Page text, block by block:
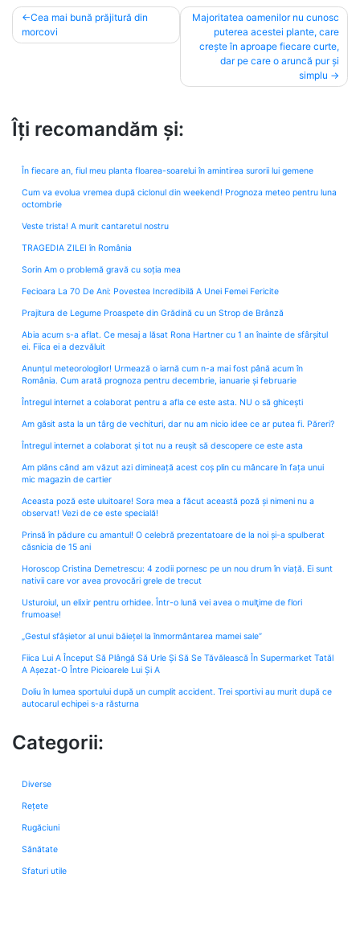
Post
navigation
Cea mai bună prăjitură din
morcovi
Majoritatea oamenilor nu cunosc
puterea acestei plante, care
crește în aproape fiecare curte,
dar pe care o aruncă pur și
simplu
Îți recomandăm și:
În fiecare an, fiul meu planta floarea-soarelui în amintirea surorii lui gemene
Cum va evolua vremea după ciclonul din weekend! Prognoza meteo pentru luna
octombrie
Veste trista! A murit cantaretul nostru
TRAGEDIA ZILEI în România
Sorin Am o problemă gravă cu soția mea
Fecioara La 70 De Ani: Povestea Incredibilă A Unei Femei Fericite
Prajitura de Legume Proaspete din Grădină cu un Strop de Brânză
Abia acum s-a aflat. Ce mesaj a lăsat Rona Hartner cu 1 an înainte de sfârșitul
ei. Fiica ei a dezvăluit
Anunțul meteorologilor! Urmează o iarnă cum n-a mai fost până acum în
România. Cum arată prognoza pentru decembrie, ianuarie și februarie
Întregul internet a colaborat pentru a afla ce este asta. NU o să ghicești
Am găsit asta la un târg de vechituri, dar nu am nicio idee ce ar putea fi. Păreri?
Întregul internet a colaborat și tot nu a reușit să descopere ce este asta
Am plâns când am văzut azi dimineață acest coș plin cu mâncare în fața unui
mic magazin de cartier
Aceasta poză este uluitoare! Sora mea a făcut această poză și nimeni nu a
observat! Vezi de ce este specială!
Prinsă în pădure cu amantul! O celebră prezentatoare de la noi și-a spulberat
căsnicia de 15 ani
Horoscop Cristina Demetrescu: 4 zodii pornesc pe un nou drum în viață. Ei sunt
nativii care vor avea provocări grele de trecut
Usturoiul, un elixir pentru orhidee. Într-o lună vei avea o mulţime de flori
frumoase!
„Gestul sfâșietor al unui băiețel la înmormântarea mamei sale”
Fiica Lui A Început Să Plângă Să Urle Și Să Se Tăvălească În Supermarket Tatăl
A Așezat-O Între Picioarele Lui Și A
Doliu în lumea sportului după un cumplit accident. Trei sportivi au murit după ce
autocarul echipei s-a răsturna
Categorii:
Diverse
Rețete
Rugăciuni
Sănătate
Sfaturi utile